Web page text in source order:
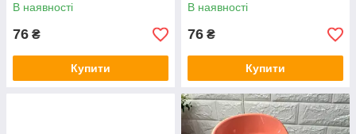
В наявності
76 ₴
Купити
В наявності
76 ₴
Купити